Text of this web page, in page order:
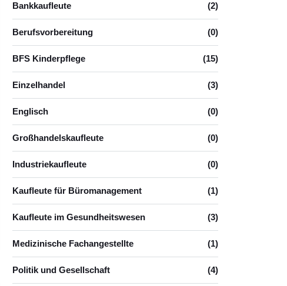
Bankkaufleute (2)
Berufsvorbereitung (0)
BFS Kinderpflege (15)
Einzelhandel (3)
Englisch (0)
Großhandelskaufleute (0)
Industriekaufleute (0)
Kaufleute für Büromanagement (1)
Kaufleute im Gesundheitswesen (3)
Medizinische Fachangestellte (1)
Politik und Gesellschaft (4)